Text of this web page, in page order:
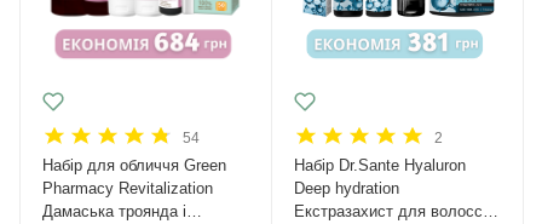
54
Набір для обличчя Green
Рharmacy Revitalization
Дамаська троянда і
2
Набір Dr.Sante Hyaluron
Deep hydration
Екстразахист для волосся